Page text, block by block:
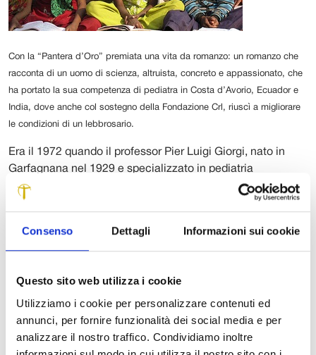
Consenso Dettagli Informazioni sui cookie
Questo sito web utilizza i cookie
Utilizziamo i cookie per personalizzare contenuti ed
annunci, per fornire funzionalità dei social media e per
analizzare il nostro traffico. Condividiamo inoltre
Con la “Pantera d’Oro” premiata una vita da romanzo: un romanzo che
racconta di un uomo di scienza, altruista, concreto e appassionato, che
ha portato la sua competenza di pediatra in Costa d’Avorio, Ecuador e
India, dove anche col sostegno della Fondazione Crl, riuscì a migliorare
le condizioni di un lebbrosario.
Era il 1972 quando il professor Pier Luigi Giorgi, nato in
Garfagnana nel 1929 e specializzato in pediatria
all’Università di Pisa nel 1953, ebbe il primo contatto con
gli ambienti più poveri della Costa D’Avorio. Solo la prima
in Ecuador nel ’77 per realizzare una valutazione
dell’ambiente e delle patologie di quel paese. Una
appoggiato economicamente dall’Università, dove, con il
contributo di un team di professionisti, scoprì le cause
della Paragonimiasi, una rara malattia che conduceva a
morte la gente del luogo. Di lì a poco, ottenne la direzione